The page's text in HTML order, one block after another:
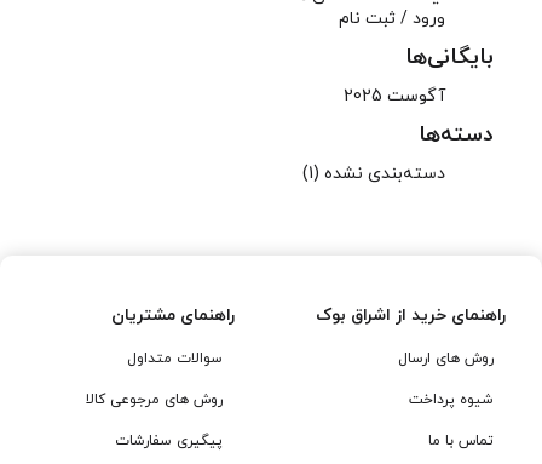
ورود / ثبت نام
بایگانی‌ها
آگوست 2025
دسته‌ها
دسته‌بندی نشده (1)
راهنمای خرید از اشراق بوک
روش های ارسال
شیوه پرداخت
تماس با ما
راهنمای مشتریان
سوالات متداول
روش های مرجوعی کالا
پیگیری سفارشات